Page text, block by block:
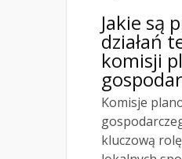
Jakie są
działań
komisji
Komisje
kluczową